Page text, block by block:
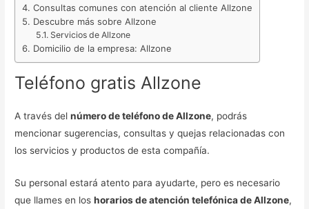
Consultas comunes con atención al cliente Allzone
Descubre más sobre Allzone
Servicios de Allzone
Domicilio de la empresa: Allzone
Teléfono gratis Allzone
A través delnúmero de teléfono de Allzone, podrás
mencionar sugerencias, consultas y quejas relacionadas con
los servicios y productos de esta compañía.
Su personal estará atento para ayudarte, pero es necesario
que llames en loshorarios de atención telefónica de Allzone,